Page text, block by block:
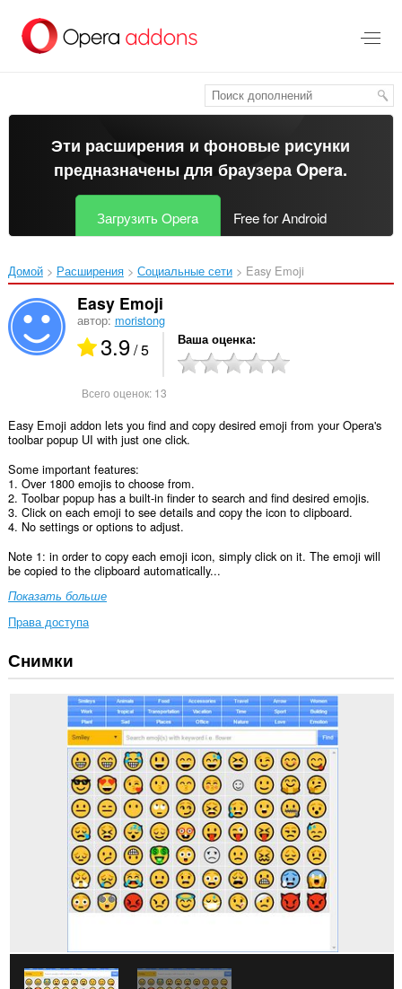
перейти
Эти расширения и фоновые рисунки
предназначены длябраузера Opera.
Загрузить Opera Free for Android
Домой Расширения Социальные сети Easy Emoji‎
Easy Emoji
автор: moristong
3.9/ 5 Ваша оценка
Всего оценок: 13
Easy Emoji addon lets you find and copy desired emoji from your Opera's
toolbar popup UI with just one click.
Some important features:
1. Over 1800 emojis to choose from.
2. Toolbar popup has a built-in finder to search and find desired emojis.
3. Click on each emoji to see details and copy the icon to clipboard.
4. No settings or options to adjust.
Note 1: in order to copy each emoji icon, simply click on it. The emoji will
be copied to the clipboard automatically...
Показать больше
Права доступа
This
extension
Снимки